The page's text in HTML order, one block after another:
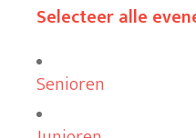
Selecteer alle
Senioren